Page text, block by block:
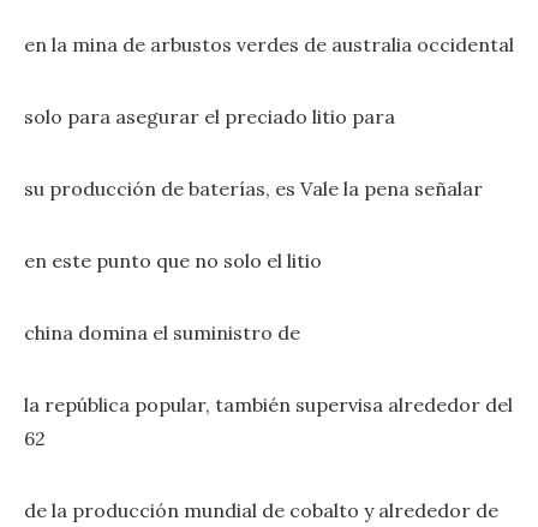
en la mina de arbustos verdes de australia occidental
solo para asegurar el preciado litio para
su producción de baterías, es Vale la pena señalar
en este punto que no solo el litio
china domina el suministro de
la república popular, también supervisa alrededor del
62
de la producción mundial de cobalto y alrededor de